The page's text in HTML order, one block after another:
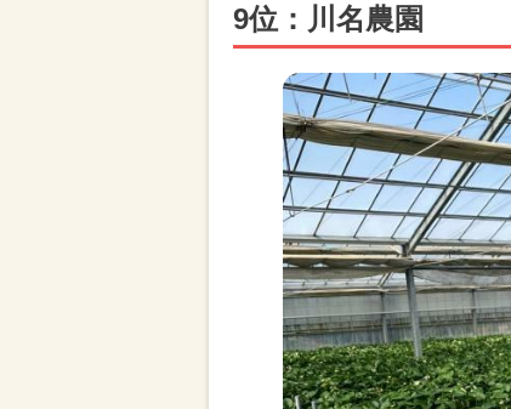
9位：川名農園